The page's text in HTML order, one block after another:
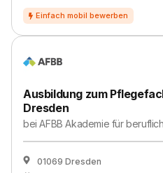
Ausbildung zum
Dresden
beiAFBB Akademie für
01069 Dresden